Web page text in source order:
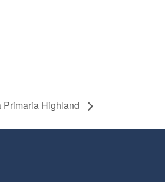
Primaria Highland